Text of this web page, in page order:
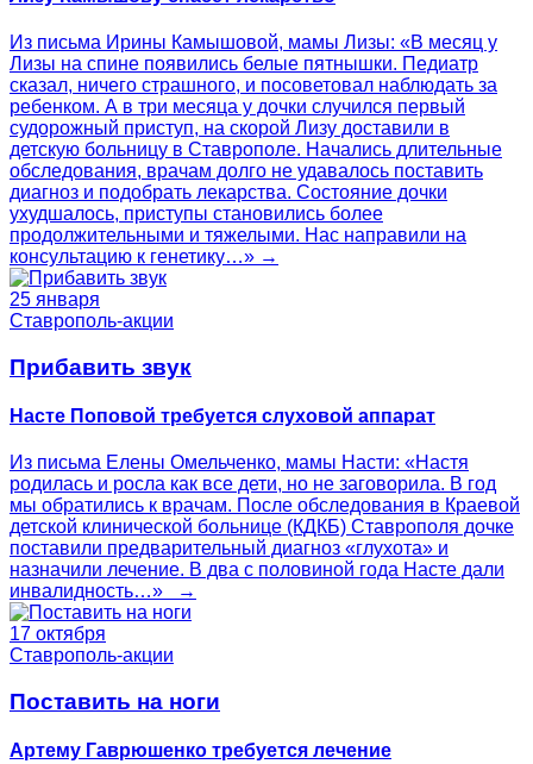
Из письма Ирины Камышовой, мамы Лизы: «В месяц у
Лизы на спине появились белые пятнышки. Педиатр
сказал, ничего страшного, и посоветовал наблюдать за
ребенком. А в три месяца у дочки случился первый
судорожный приступ, на скорой Лизу доставили в
детскую больницу в Ставрополе. Начались длительные
обследования, врачам долго не удавалось поставить
диагноз и подобрать лекарства. Состояние дочки
ухудшалось, приступы становились более
продолжительными и тяжелыми. Нас направили на
консультацию к генетику…» →
25 января
Ставрополь-акции
Прибавить звук
Насте Поповой требуется слуховой аппарат
Из письма Елены Омельченко, мамы Насти: «Настя
родилась и росла как все дети, но не заговорила. В год
мы обратились к врачам. После обследования в Краевой
детской клинической больнице (КДКБ) Ставрополя дочке
поставили предварительный диагноз «глухота» и
назначили лечение. В два с половиной года Насте дали
инвалидность…» →
17 октября
Ставрополь-акции
Поставить на ноги
Артему Гаврюшенко требуется лечение